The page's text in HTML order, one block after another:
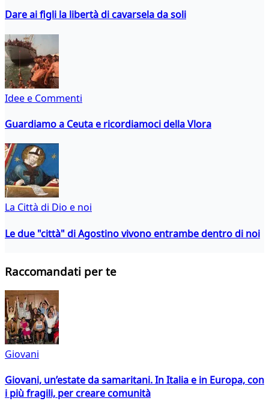
Dare ai figli la libertà di cavarsela da soli
Idee e Commenti
Guardiamo a Ceuta e ricordiamoci della Vlora
La Città di Dio e noi
Le due "città" di Agostino vivono entrambe dentro di noi
Raccomandati per te
Giovani
Giovani, un’estate da samaritani. In Italia e in Europa, con
i più fragili, per creare comunità